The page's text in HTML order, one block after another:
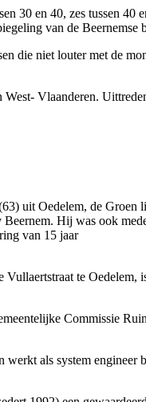
30 en 40, zes tussen
van de Beernemse
die niet louter met de
Vlaanderen.
uit Oedelem, de Groen
Hij was ook
van 15 jaar
te
Commissie
als system